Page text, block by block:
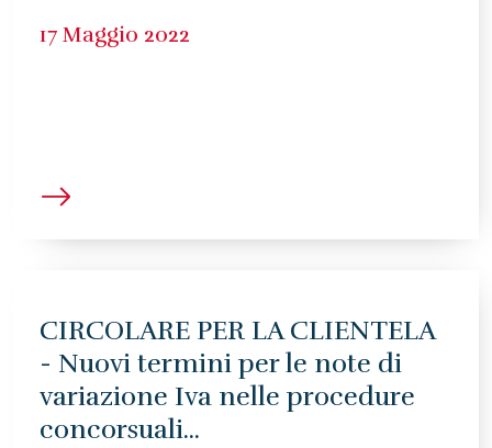
17 Maggio 2022
CIRCOLARE PER LA CLIENTELA
- Nuovi termini per le note di
variazione Iva nelle procedure
concorsuali...